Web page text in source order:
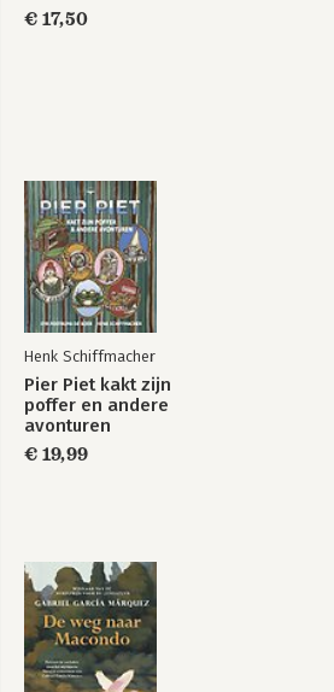
€ 17,50
Henk Schiffmacher
Pier Piet kakt zijn
poffer en andere
avonturen
€ 19,99